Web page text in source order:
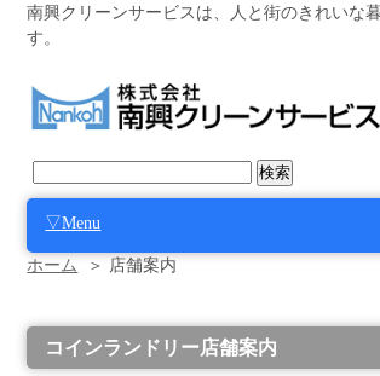
南興クリーンサービスは、人と街のきれいな
す。
▽Menu
ホーム ＞ 店舗案内
コインランドリー店舗案内